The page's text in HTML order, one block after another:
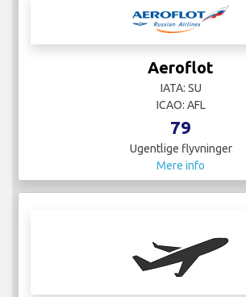
Aeroflot
IATA: SU
ICAO: AFL
79
Ugentlige flyvninger
Mere info